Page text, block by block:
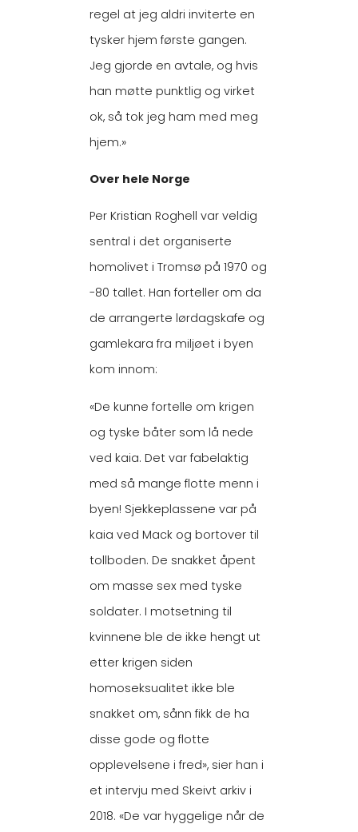
regel at jeg aldri inviterte en
tysker hjem første gangen.
Jeg gjorde en avtale, og hvis
han møtte punktlig og virket
ok, så tok jeg ham med meg
hjem.»
Over hele Norge
Per Kristian Roghell var veldig
sentral i det organiserte
homolivet i Tromsø på 1970 og
-80 tallet. Han forteller om da
de arrangerte lørdagskafe og
gamlekara fra miljøet i byen
kom innom:
«De kunne fortelle om krigen
og tyske båter som lå nede
ved kaia. Det var fabelaktig
med så mange flotte menn i
byen! Sjekkeplassene var på
kaia ved Mack og bortover til
tollboden. De snakket åpent
om masse sex med tyske
soldater. I motsetning til
kvinnene ble de ikke hengt ut
etter krigen siden
homoseksualitet ikke ble
snakket om, sånn fikk de ha
disse gode og flotte
opplevelsene i fred», sier han i
et intervju med Skeivt arkiv i
2018. «De var hyggelige når de